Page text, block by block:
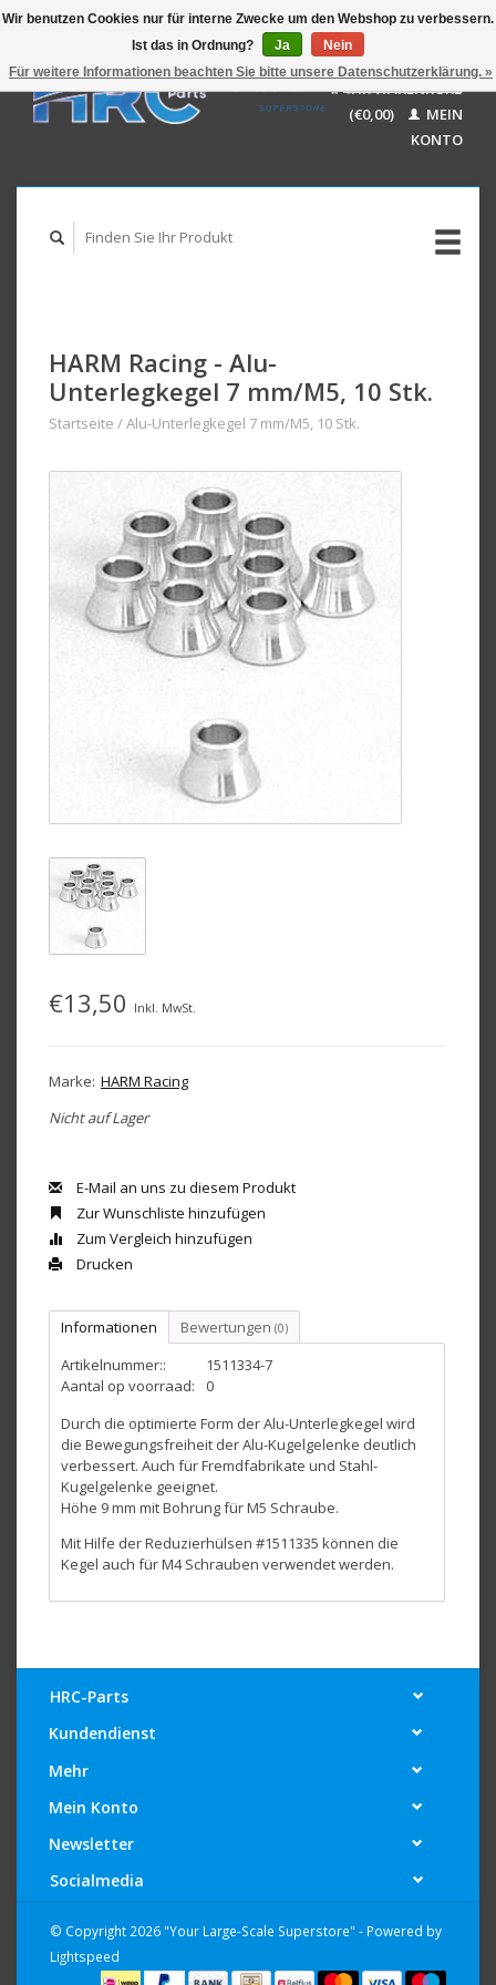
GBP
USD
AUD
Deutsch
English
IHR WARENKORB
(€0,00)
MEIN
KONTO
HARM Racing - Alu-
Unterlegkegel 7 mm/M5, 10 Stk.
Startseite /Alu-Unterlegkegel 7 mm/M5, 10 Stk.
€13,50 Inkl. MwSt.
Marke: HARM Racing
Nicht auf Lager
E-Mail an uns zu diesem Produkt
Zur Wunschliste hinzufügen
Zum Vergleich hinzufügen
Drucken
Informationen Bewertungen (0)
Artikelnummer::
1511334-7
Aantal op voorraad:
0
Durch die optimierte Form der Alu-Unterlegkegel wird
die Bewegungsfreiheit der Alu-Kugelgelenke deutlich
verbessert. Auch für Fremdfabrikate und Stahl-
Kugelgelenke geeignet.
Höhe 9 mm mit Bohrung für M5 Schraube.
Mit Hilfe der Reduzierhülsen #1511335 können die
Kegel auch für M4 Schrauben verwendet werden.
HRC-Parts
Kundendienst
Mehr
Mein Konto
Newsletter
Socialmedia
© Copyright 2026 "Your Large-Scale Superstore" - Powered by
Lightspeed
Wir benutzen Cookies nur für interne Zwecke um den Webshop zu verbessern.
Ist das in Ordnung?
Ja
Nein
Für weitere Informationen beachten Sie bitte unsere Datenschutzerklärung. »